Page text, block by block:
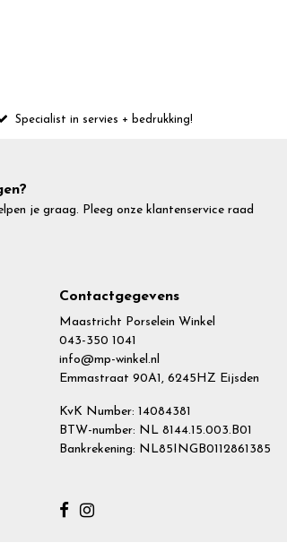
Specialist in servies + bedrukking!
je graag. Pleeg onze klantenservice raad
Contactgegevens
Maastricht Porselein Winkel
043-350 1041
info@mp-winkel.nl
Emmastraat 90A1, 6245HZ Eijsden
KvK Number: 14084381
BTW-number: NL 8144.15.003.B01
Bankrekening: NL85INGB0112861385